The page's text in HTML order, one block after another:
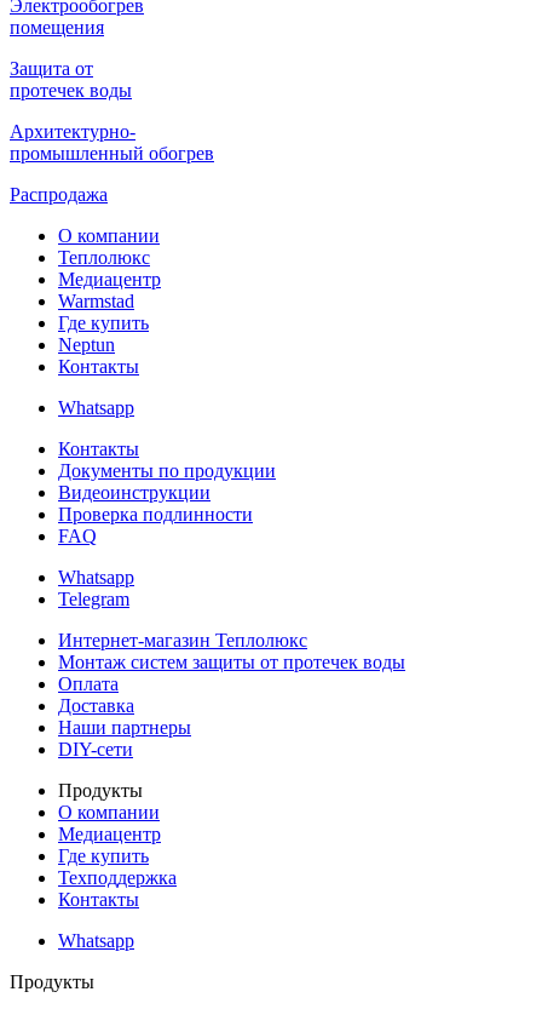
Электрообогрев
помещения
Защита от
протечек воды
Архитектурно-
промышленный обогрев
Распродажа
О компании
Теплолюкс
Медиацентр
Warmstad
Где купить
Neptun
Контакты
Whatsapp
Контакты
Документы по продукции
Видеоинструкции
Проверка подлинности
FAQ
Whatsapp
Telegram
Интернет-магазин Теплолюкс
Монтаж систем защиты от протечек воды
Оплата
Доставка
Наши партнеры
DIY-сети
Продукты
О компании
Медиацентр
Где купить
Техподдержка
Контакты
Whatsapp
Продукты